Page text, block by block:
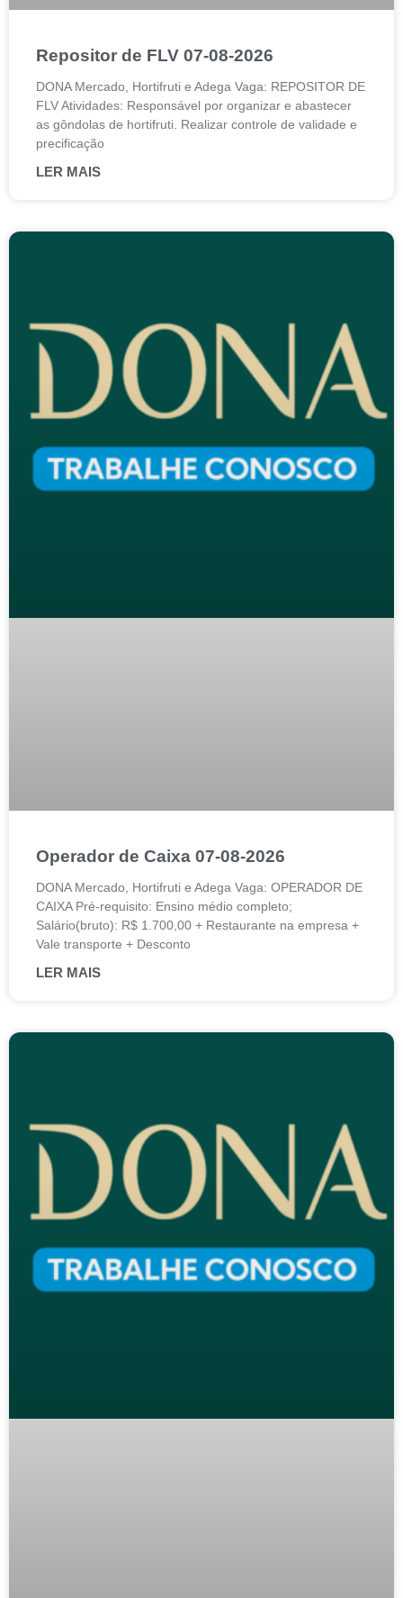
Repositor de FLV 07-08-2026
DONA Mercado, Hortifruti e Adega Vaga: REPOSITOR DE
FLV Atividades: Responsável por organizar e abastecer
as gôndolas de hortifruti. Realizar controle de validade e
precificação
LER MAIS
Operador de Caixa 07-08-2026
DONA Mercado, Hortifruti e Adega Vaga: OPERADOR DE
CAIXA Pré-requisito: Ensino médio completo;
Salário(bruto): R$ 1.700,00 + Restaurante na empresa +
Vale transporte + Desconto
LER MAIS